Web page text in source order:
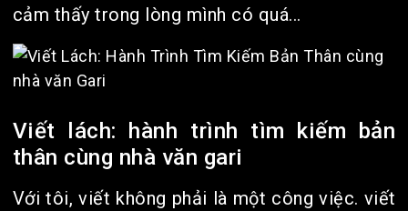
cảm thấy trong lòng mình có quá...
Viết lách: hành trình tìm kiếm bản
thân cùng nhà văn gari
Với tôi, viết không phải là một công việc. viết